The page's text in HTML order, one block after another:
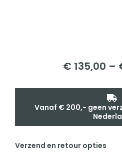
€ 135,00 –
Vanaf € 200,- geen
Verzend en retour opties